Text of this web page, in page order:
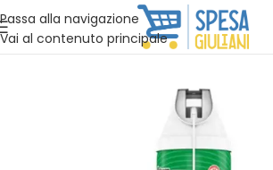
Passa alla navigazione
Vai al contenuto principale
Vuoi assistenza?Clicca qui e ti